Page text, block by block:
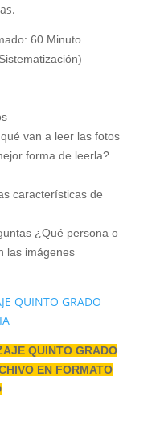
60 Minuto
van a leer las fotos
forma de leerla?
características de
¿Qué persona o
las imágenes
QUINTO GRADO
EN FORMATO